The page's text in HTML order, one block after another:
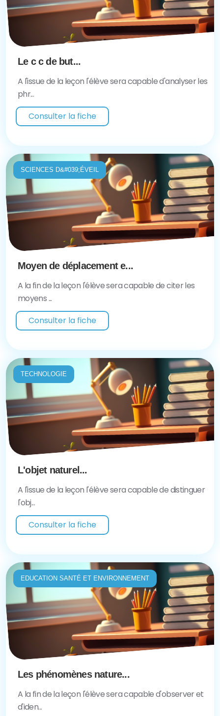
Le c c de but...
A l'issue de la leçon l'élève sera capable d'analyser les
phr...
Consulter la fiche
SCIENCES D&#039;ÉVEIL
Moyen de déplacement e...
A la fin de la leçon l'élève sera capable de citer les
moyens ...
Consulter la fiche
TECHNOLOGIE
L'objet naturel...
A l'issue de la leçon l'élève sera capable de distinguer
l'obj...
Consulter la fiche
EDUCATION SANTÉ ET ENVIRONNEMENT
Les phénomènes nature...
A la fin de la leçon l'élève sera capable d'observer et
d'iden...